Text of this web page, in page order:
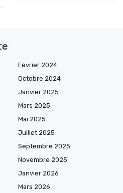
Février 2024
Octobre 2024
Janvier 2025
Mars 2025
Mai 2025
Juillet 2025
Septembre 2025
Novembre 2025
Janvier 2026
Mars 2026